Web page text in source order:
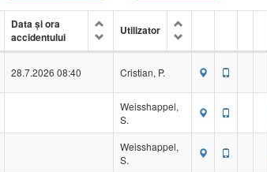
Data și ora
accidentului
Utilizator
28.7.2026 08:40 Cristian, P.
Weisshappel,
S.
Weisshappel,
S.